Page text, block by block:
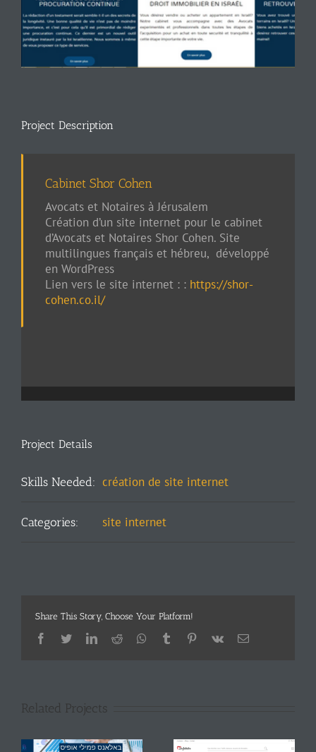
Project Description
Cabinet Shor Cohen
Avocats et Notaires à Jérusalem
Création d’un site internet pour le cabinet
d’Avocats et Notaires Shor Cohen. Site
multilingues français et hébreu, développé
en WordPress
Lien vers le site internet : : https://shor-
cohen.co.il/
Project Details
Skills Needed: création de site internet
Categories: site internet
Share This Story, Choose Your Platform!
Facebook
TwitterLinkedIn
Reddit Whatsapp
Tumblr Pinterest
Vk Email
Related Projects